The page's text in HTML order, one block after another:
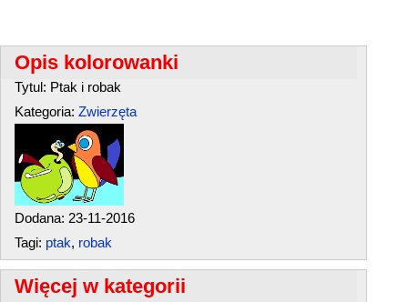
Opis kolorowanki
Tytul: Ptak i robak
Kategoria: Zwierzęta
Dodana: 23-11-2016
Tagi: ptak, robak
Więcej w kategorii